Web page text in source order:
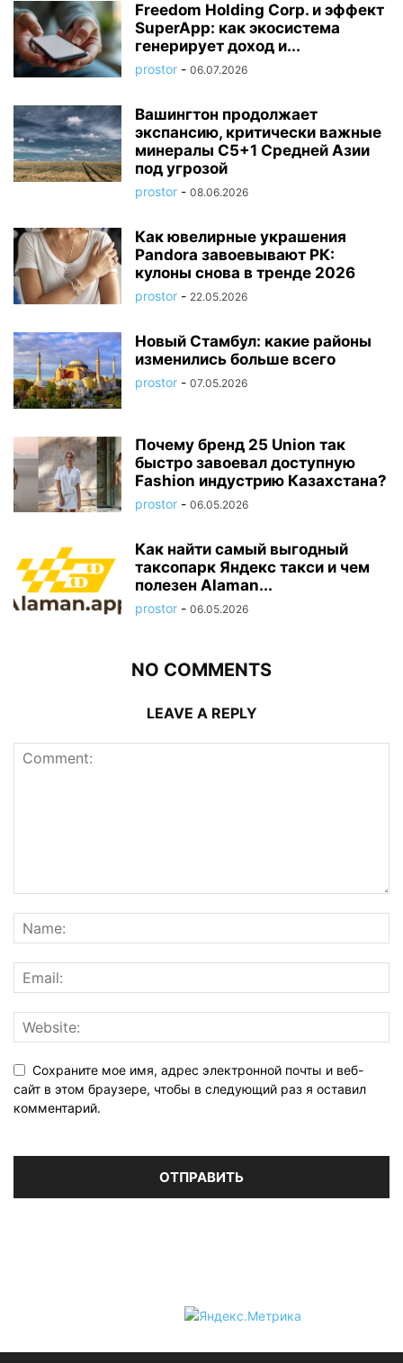
Freedom Holding Corp. и эффект
SuperApp: как экосистема
генерирует доход и...
prostor - 06.07.2026
Вашингтон продолжает
экспансию, критически важные
минералы C5+1 Средней Азии
под угрозой
prostor - 08.06.2026
Как ювелирные украшения
Pandora завоевывают РК:
кулоны снова в тренде 2026
prostor - 22.05.2026
Новый Стамбул: какие районы
изменились больше всего
prostor - 07.05.2026
Почему бренд 25 Union так
быстро завоевал доступную
Fashion индустрию Казахстана?
prostor - 06.05.2026
Как найти самый выгодный
таксопарк Яндекс такси и чем
полезен Alaman...
prostor - 06.05.2026
NO COMMENTS
LEAVE A REPLY
Сохраните мое имя, адрес электронной почты и веб-
сайт в этом браузере, чтобы в следующий раз я оставил
комментарий.